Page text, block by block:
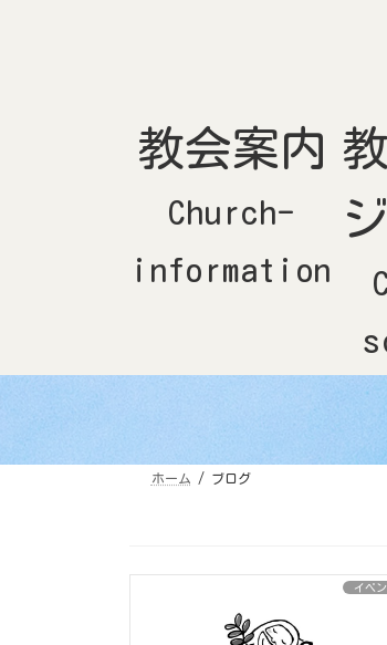
教会案内
Church-
information
ホーム ブログ
イベン